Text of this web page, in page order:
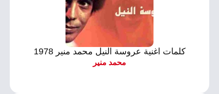
كلمات اغنية عروسة النيل محمد منير 1978
محمد منير